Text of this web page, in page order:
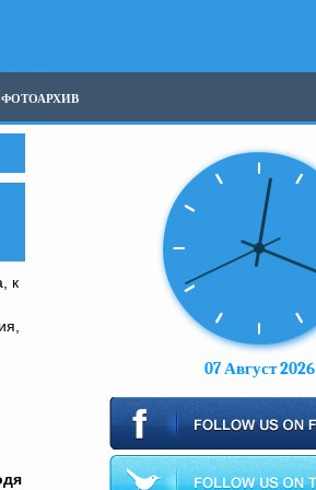
ФОТОАРХИВ
к
07 Август 2026